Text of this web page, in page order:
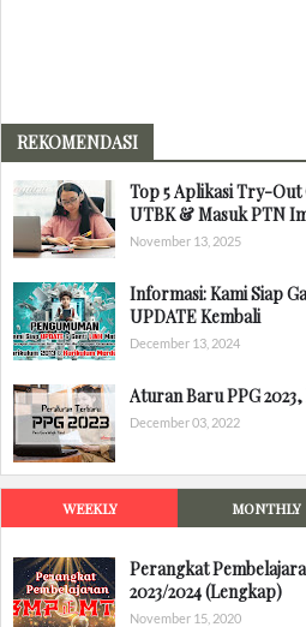
REKOMENDASI
Top 5 Aplikasi Try-
UTBK & Masuk PTN
November 13, 2025
Informasi: Kami Siap
UPDATE Kembali
December 13, 2024
Aturan Baru PPG
December 03, 2022
WEEKLY MONTHLY
Perangkat
2023/2024 (Lengkap)
November 15, 2020